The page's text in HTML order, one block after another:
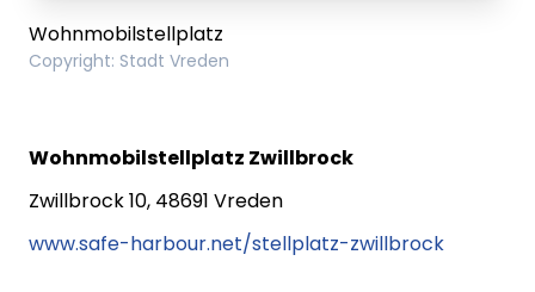
Wohnmobilstellplatz
Copyright: Stadt Vreden
Wohnmobilstellplatz Zwillbrock
Zwillbrock 10, 48691 Vreden
www.safe-harbour.net/stellplatz-zwillbrock